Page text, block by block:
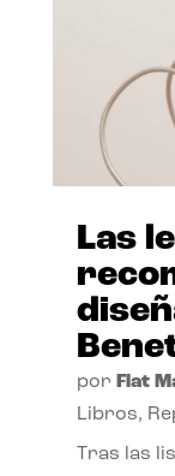
Las
por Flat
Libros,
Tras las